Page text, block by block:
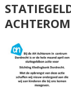
ACHTEROM